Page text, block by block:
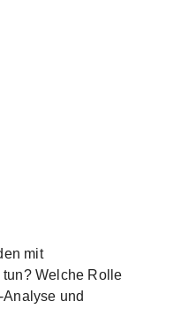
mit
Welche Rolle
und